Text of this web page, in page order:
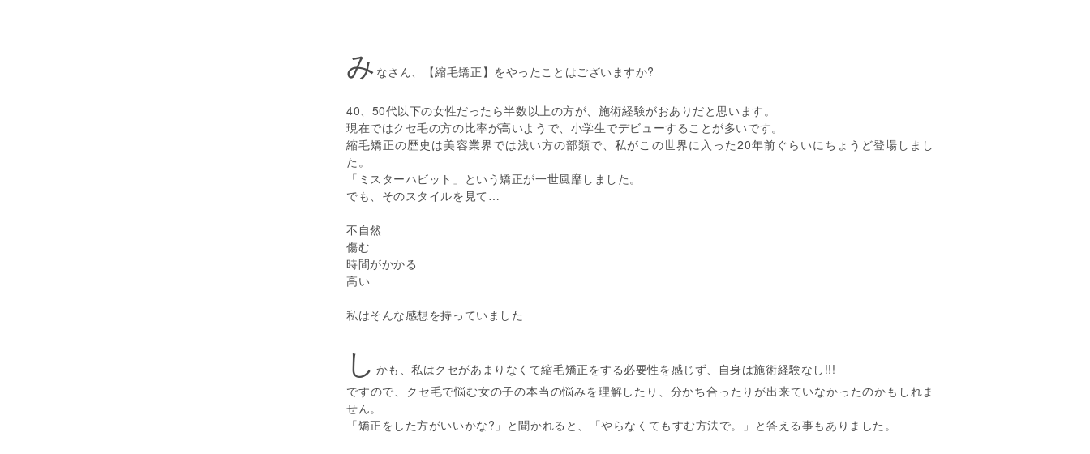
み なさん、【縮毛矯正】をやったことはございますか?
40、50代以下の女性だったら半数以上の方が、施術経験がおありだと思います。
現在ではクセ毛の方の比率が高いようで、小学生でデビューすることが多いです。
縮毛矯正の歴史は美容業界では浅い方の部類で、私がこの世界に入った20年前ぐらいにちょうど登場しまし
た。
「ミスターハビット」という矯正が一世風靡しました。
でも、そのスタイルを見て…
不自然
傷む
時間がかかる
高い
私はそんな感想を持っていました
し かも、私はクセがあまりなくて縮毛矯正をする必要性を感じず、自身は施術経験なし!!!
ですので、クセ毛で悩む女の子の本当の悩みを理解したり、分かち合ったりが出来ていなかったのかもしれま
せん。
「矯正をした方がいいかな?」と聞かれると、「やらなくてもすむ方法で。」と答える事もありました。